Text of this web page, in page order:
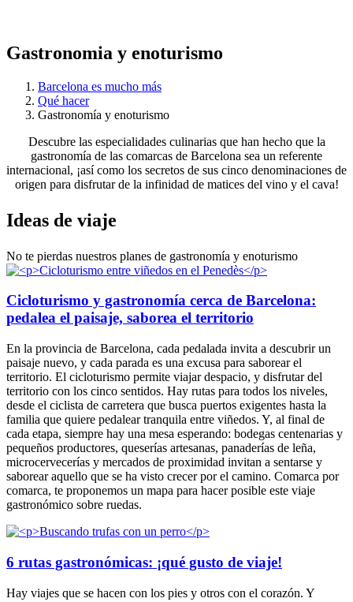
Gastronomia y enoturismo
Barcelona es mucho más
Qué hacer
Gastronomía y enoturismo
Descubre las especialidades culinarias que han hecho que la
gastronomía de las comarcas de Barcelona sea un referente
internacional, ¡así como los secretos de sus cinco denominaciones de
origen para disfrutar de la infinidad de matices del vino y el cava!
Ideas de viaje
No te pierdas nuestros planes de gastronomía y enoturismo
Cicloturismo y gastronomía cerca de Barcelona:
pedalea el paisaje, saborea el territorio
En la provincia de Barcelona, cada pedalada invita a descubrir un
paisaje nuevo, y cada parada es una excusa para saborear el
territorio. El cicloturismo permite viajar despacio, y disfrutar del
territorio con los cinco sentidos. Hay rutas para todos los niveles,
desde el ciclista de carretera que busca puertos exigentes hasta la
familia que quiere pedalear tranquila entre viñedos. Y, al final de
cada etapa, siempre hay una mesa esperando: bodegas centenarias y
pequeños productores, queserías artesanas, panaderías de leña,
microcervecerías y mercados de proximidad invitan a sentarse y
saborear aquello que se ha visto crecer por el camino. Comarca por
comarca, te proponemos un mapa para hacer posible este viaje
gastronómico sobre ruedas.
6 rutas gastronómicas: ¡qué gusto de viaje!
Hay viajes que se hacen con los pies y otros con el corazón. Y